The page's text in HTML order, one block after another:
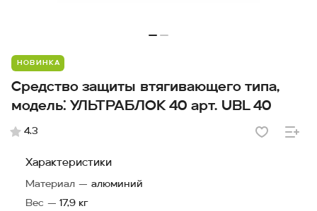
НОВИНКА
Средство защиты втягивающего типа,
модель: УЛЬТРАБЛОК 40 арт. UBL 40
4.3
Характеристики
Материал — алюминий
Вес — 17,9 кг